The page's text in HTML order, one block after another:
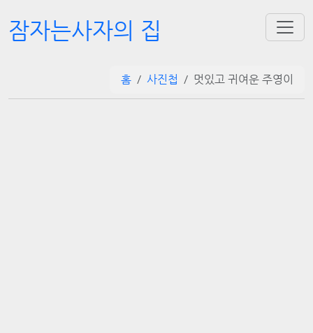
잠자는사자의 집
홈 사진첩 멋있고 귀여운 주영이